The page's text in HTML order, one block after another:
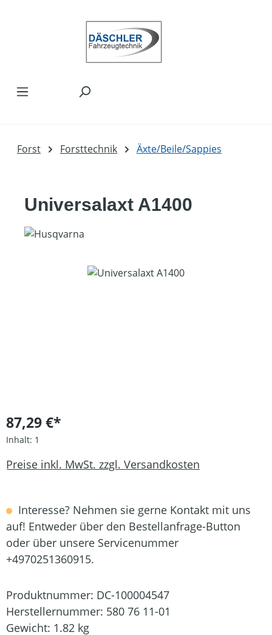
Forst Forsttechnik Äxte/Beile/Sappies
Universalaxt A1400
Bildergalerie überspringen
87,29 €*
Inhalt: 1
Preise inkl. MwSt. zzgl. Versandkosten
Interesse? Nehmen sie gerne Kontakt mit uns
auf! Entweder über den Bestellanfrage-Button
oder über unsere Servicenummer
+4970251360915.
Produktnummer: DC-100004547
Herstellernummer: 580 76 11-01
Gewicht: 1.82 kg